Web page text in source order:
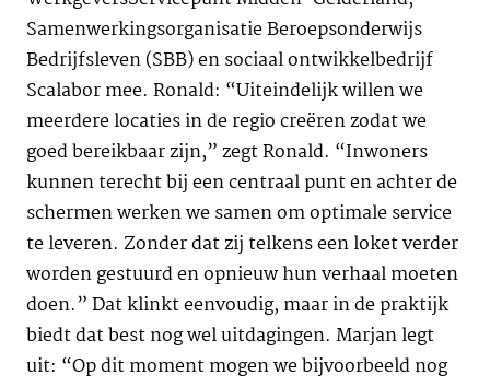
Samenwerkingsorganisatie Beroepsonderwijs
Bedrijfsleven (SBB) en sociaal ontwikkelbedrijf
Scalabor mee. Ronald: “Uiteindelijk willen we
meerdere locaties in de regio creëren zodat we
goed bereikbaar zijn,” zegt Ronald. “Inwoners
kunnen terecht bij een centraal punt en achter de
schermen werken we samen om optimale service
te leveren. Zonder dat zij telkens een loket verder
worden gestuurd en opnieuw hun verhaal moeten
doen.” Dat klinkt eenvoudig, maar in de praktijk
biedt dat best nog wel uitdagingen. Marjan legt
uit: “Op dit moment mogen we bijvoorbeeld nog